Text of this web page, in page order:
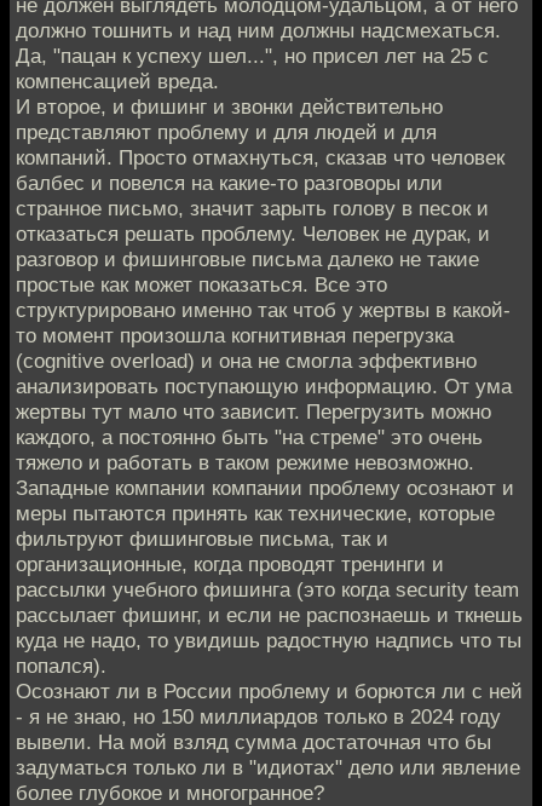
должно тошнить и над ним должны надсмехаться.
Да, "пацан к успеху шел...", но присел лет на 25 с
компенсацией вреда.
И второе, и фишинг и звонки действительно
представляют проблему и для людей и для
компаний. Просто отмахнуться, сказав что человек
балбес и повелся на какие-то разговоры или
странное письмо, значит зарыть голову в песок и
отказаться решать проблему. Человек не дурак, и
разговор и фишинговые письма далеко не такие
простые как может показаться. Все это
структурировано именно так чтоб у жертвы в какой-
то момент произошла когнитивная перегрузка
(cognitive overload) и она не смогла эффективно
анализировать поступающую информацию. От ума
жертвы тут мало что зависит. Перегрузить можно
каждого, а постоянно быть "на стреме" это очень
тяжело и работать в таком режиме невозможно.
Западные компании компании проблему осознают и
меры пытаются принять как технические, которые
фильтруют фишинговые письма, так и
организационные, когда проводят тренинги и
рассылки учебного фишинга (это когда security team
рассылает фишинг, и если не распознаешь и ткнешь
куда не надо, то увидишь радостную надпись что ты
попался).
Осознают ли в России проблему и борются ли с ней
- я не знаю, но 150 миллиардов только в 2024 году
вывели. На мой взляд сумма достаточная что бы
задуматься только ли в "идиотах" дело или явление
более глубокое и многогранное?